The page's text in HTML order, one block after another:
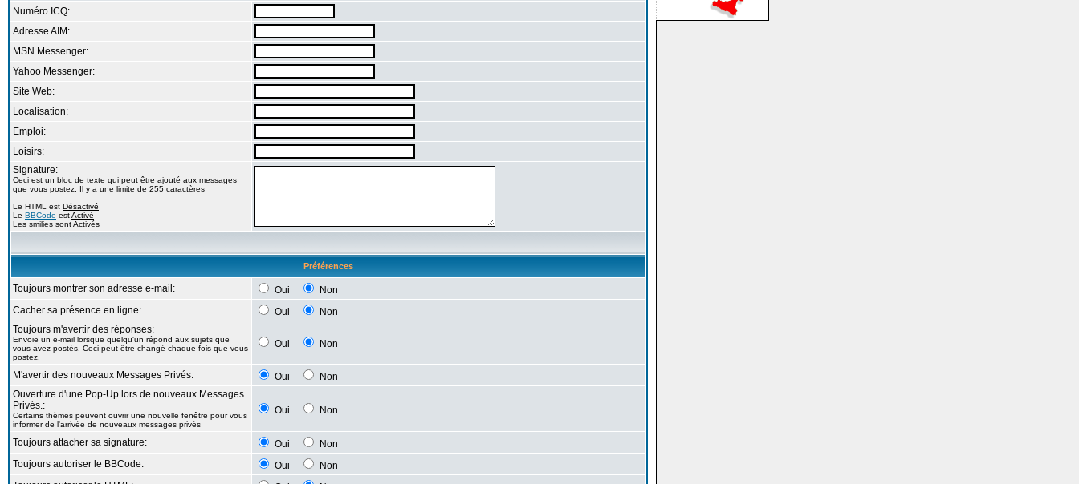
Numéro ICQ:
Adresse AIM:
MSN Messenger:
Yahoo Messenger:
Site Web:
Localisation:
Emploi:
Loisirs:
Signature:
Ceci est un bloc de texte qui peut être ajouté aux messages
que vous postez. Il y a une limite de 255 caractères
Le HTML est Désactivé
Le BBCode estActivé
Les smilies sontActivés
Préférences
Toujours montrer son adresse e-mail: Oui
Non
Cacher sa présence en ligne:
Oui
Non
Toujours m'avertir des réponses:
Envoie un e-mail lorsque quelqu'un répond aux sujets que
vous avez postés. Ceci peut être changé chaque fois que vous
postez.
Oui Non
M'avertir des nouveaux Messages Privés: Oui
Non
Ouverture d'une Pop-Up lors de nouveaux Messages
Privés.:
Certains thèmes peuvent ouvrir une nouvelle fenêtre pour vous
informer de l'arrivée de nouveaux messages privés
Oui Non
Toujours attacher sa signature: Oui
Non
Toujours autoriser le BBCode:
Oui
Non